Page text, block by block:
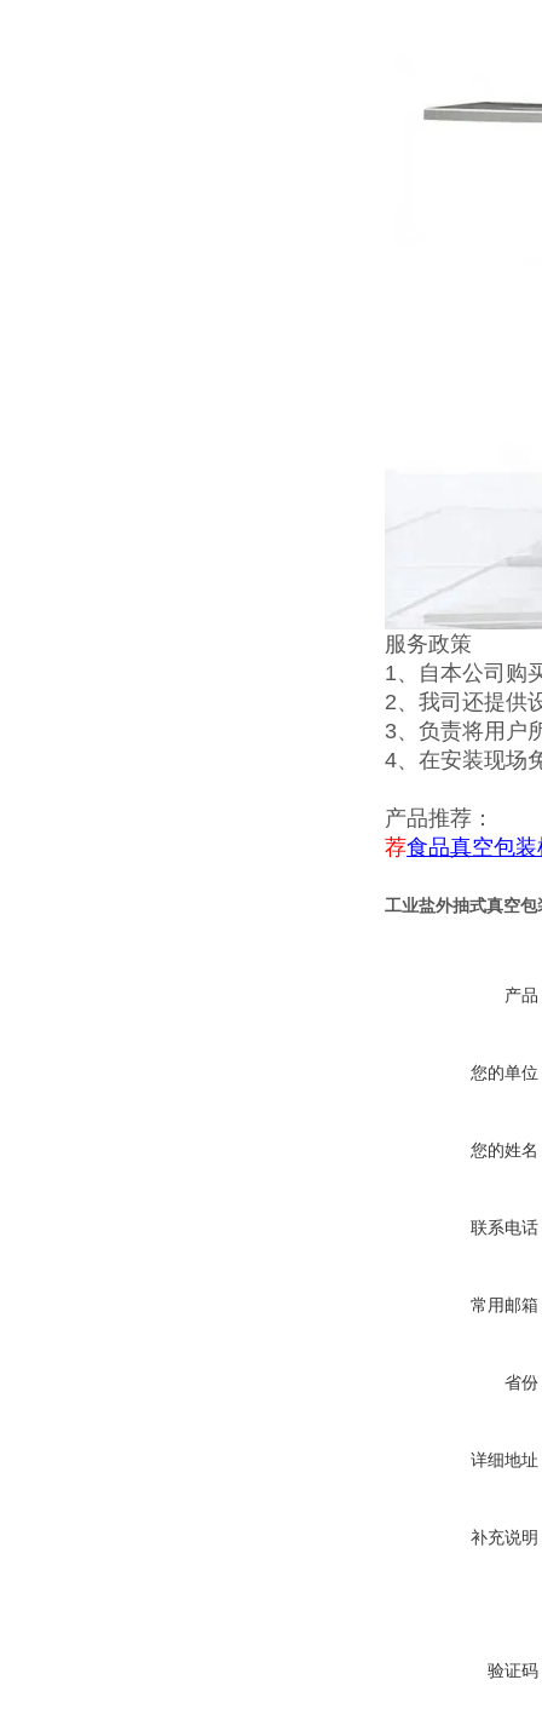
服务政策
1、自本公司购
2、我司还提供
3、负责将用户
4、在安装现场
产品推荐：
荐食品真空包装
工业盐外抽式真空包
产品
您的单位
您的姓名
联系电话
常用邮箱
省份
详细地址
补充说明
验证码